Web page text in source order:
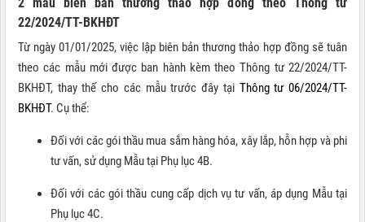
22/2024/TT-BKHĐT
Từ ngày 01/01/2025, việc lập biên bản thương thảo hợp đồng sẽ tuân
theo các mẫu mới được ban hành kèm theo Thông tư 22/2024/TT-
BKHĐT, thay thế cho các mẫu trước đây tại Thông tư 06/2024/TT-
BKHĐT. Cụ thể:
Đối với các gói thầu mua sắm hàng hóa, xây lắp, hỗn hợp và phi
tư vấn, sử dụng Mẫu tại Phụ lục 4B.
Đối với các gói thầu cung cấp dịch vụ tư vấn, áp dụng Mẫu tại
Phụ lục 4C.